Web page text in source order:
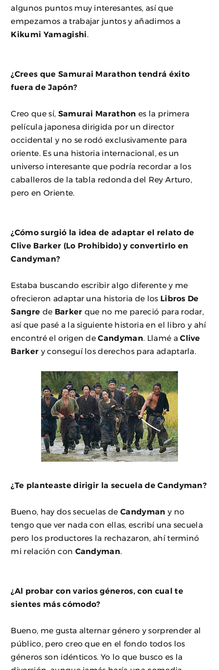
algunos puntos muy interesantes, así que
empezamos a trabajar juntos y añadimos a
Kikumi Yamagishi
¿Crees que Samurai Marathon tendrá éxito
fuera de Japón?
Creo que sí, Samurai Marathon es la primera
película japonesa dirigida por un director
occidental y no se rodó exclusivamente para
oriente. Es una historia internacional, es un
universo interesante que podría recordar a los
caballeros de la tabla redonda del Rey Arturo,
pero en Oriente.
¿Cómo surgió la idea de adaptar el relato de
Clive Barker (Lo Prohibido) y convertirlo en
Candyman?
Estaba buscando escribir algo diferente y me
ofrecieron adaptar una historia de los Libros De
Sangre de Barker que no me pareció para rodar,
así que pasé a la siguiente historia en el libro y ahí
encontré el origen deCandyman . Llamé aClive
Barker y conseguí los derechos para adaptarla.
¿Te planteaste dirigir la secuela de Candyman?
Bueno, hay dos secuelas deCandyman y no
tengo que ver nada con ellas, escribí una secuela
pero los productores la rechazaron, ahí terminó
mi relación con Candyman
¿Al probar con varios géneros, con cual te
sientes más cómodo?
Bueno, me gusta alternar género y sorprender al
público, pero creo que en el fondo todos los
géneros son idénticos. Yo lo que busco es la